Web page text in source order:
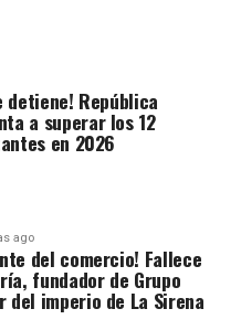
detiene! República
a superar los 12
en 2026
ago
del comercio! Fallece
fundador de Grupo
del imperio de La Sirena